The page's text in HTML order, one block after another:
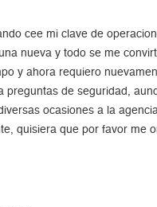
cee mi clave de
nueva y todo se me
y ahora requiero
preguntas de seguridad,
ocasiones a la
quisiera que por favor me